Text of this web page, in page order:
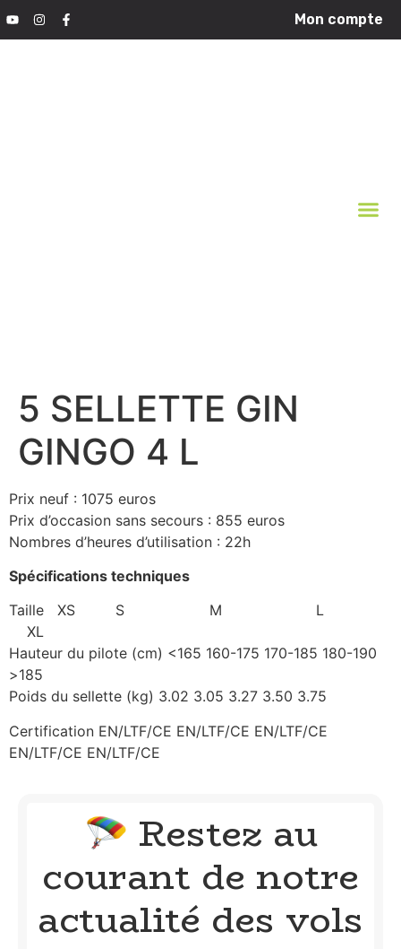
Mon compte
5 SELLETTE GIN
GINGO 4 L
Prix neuf : 1075 euros
Prix d’occasion sans secours : 855 euros
Nombres d’heures d’utilisation : 22h
Spécifications techniques
Taille
XS S M
L
XL
Hauteur du pilote (cm) <165 160-175 170-185 180-190
>185
Poids du sellette (kg) 3.02 3.05 3.27 3.50 3.75
Certification EN/LTF/CE EN/LTF/CE EN/LTF/CE
EN/LTF/CE EN/LTF/CE
🪂 Restez au
courant de notre
actualité des vols